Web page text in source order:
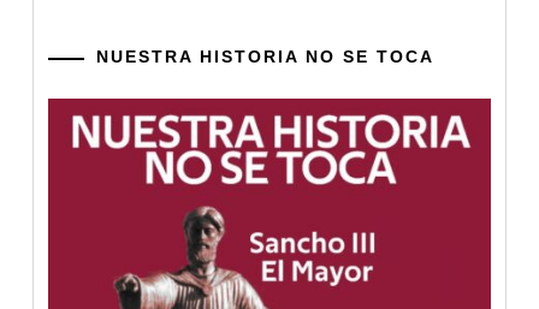
NUESTRA HISTORIA NO SE TOCA